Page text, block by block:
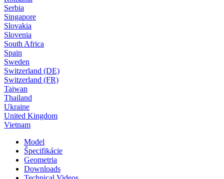
Serbia
Singapore
Slovakia
Slovenia
South Africa
Spain
Sweden
Switzerland (DE)
Switzerland (FR)
Taiwan
Thailand
Ukraine
United Kingdom
Vietnam
Model
Špecifikácie
Geometria
Downloads